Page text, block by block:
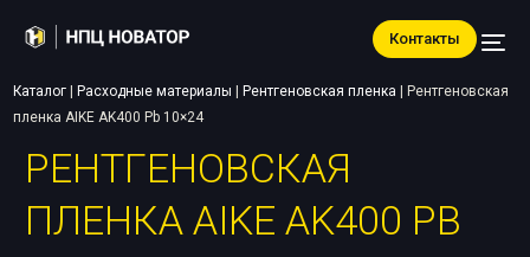
Контакты
Каталог Расходные материалы Рентгеновская пленка
Рентгеновская
пленка AIKE AK400 Pb 10×24
РЕНТГЕНОВСКАЯ
ПЛЕНКА AIKE AK400 PB